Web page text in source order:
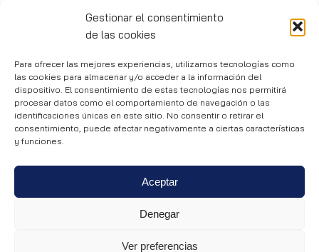
Gestionar el consentimiento
de las cookies
Para ofrecer las mejores experiencias, utilizamos tecnologías como
las cookies para almacenar y/o acceder a la información del
dispositivo. El consentimiento de estas tecnologías nos permitirá
procesar datos como el comportamiento de navegación o las
identificaciones únicas en este sitio. No consentir o retirar el
consentimiento, puede afectar negativamente a ciertas características
y funciones.
Aceptar
Denegar
Ver preferencias
+34 979 711 714
Faymasa 1989 -2026 | Precision engineering and machining in
Palencia
Web development